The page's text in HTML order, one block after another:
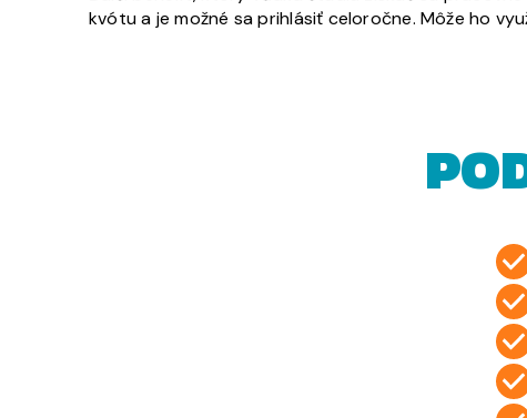
kvótu a je možné sa prihlásiť celoročne. Môže ho